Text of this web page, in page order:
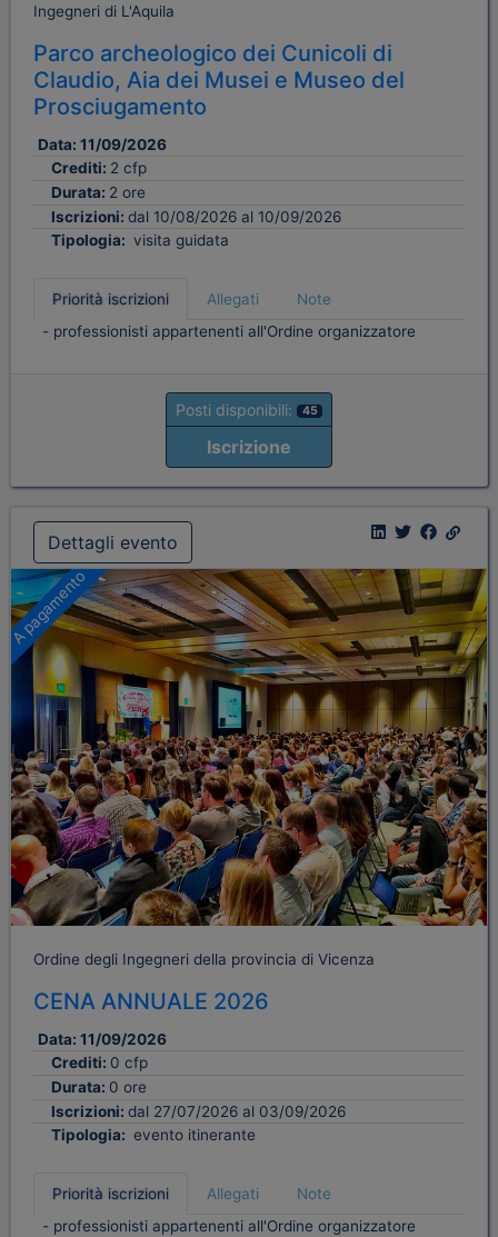
Ingegneri di L'Aquila
Parco archeologico dei Cunicoli di
Claudio, Aia dei Musei e Museo del
Prosciugamento
Data: 11/09/2026
Crediti: 2 cfp
Durata: 2 ore
Iscrizioni: dal 10/08/2026 al 10/09/2026
Tipologia: visita guidata
Priorità iscrizioni Allegati
Note
- professionisti appartenenti all'Ordine organizzatore
Posti disponibili: 45
Iscrizione
Dettagli evento
A pagamento
Ordine degli Ingegneri della provincia di Vicenza
CENA ANNUALE 2026
Data: 11/09/2026
Crediti: 0 cfp
Durata: 0 ore
Iscrizioni: dal 27/07/2026 al 03/09/2026
Tipologia: evento itinerante
Priorità iscrizioni Allegati
Note
- professionisti appartenenti all'Ordine organizzatore